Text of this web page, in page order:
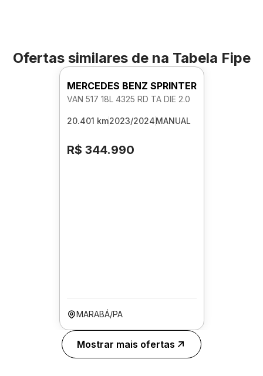
Ofertas similares de na Tabela Fipe
MERCEDES BENZ SPRINTER
VAN 517 18L 4325 RD TA DIE 2.0
20.401 km2023/2024MANUAL
R$ 344.990
MARABÁ/PA
Mostrar mais ofertas